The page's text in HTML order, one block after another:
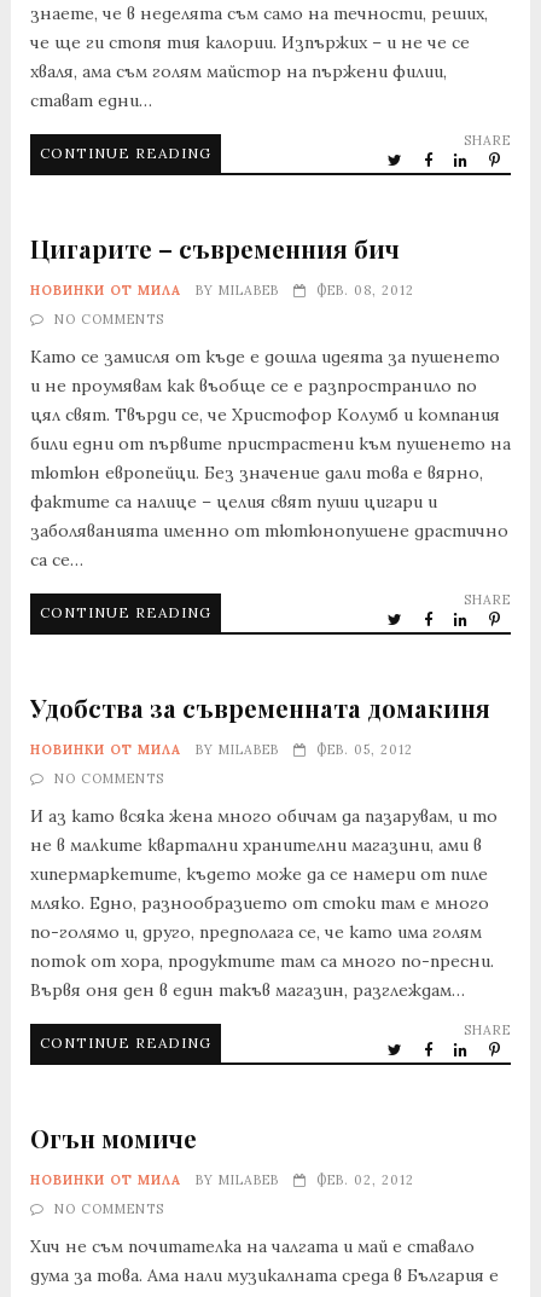
знаете, че в неделята съм само на течности, реших,
че ще ги стопя тия калории. Изпържих – и не че се
хваля, ама съм голям майстор на пържени филии,
стават едни…
CONTINUE READING
SHARE
Цигарите – съвременния бич
НОВИНКИ ОТ МИЛА BY MILABEB
ФЕВ. 08, 2012
NO COMMENTS
Като се замисля от къде е дошла идеята за пушенето
и не проумявам как въобще се е разпространило по
цял свят. Твърди се, че Христофор Колумб и компания
били едни от първите пристрастени към пушенето на
тютюн европейци. Без значение дали това е вярно,
фактите са налице – целия свят пуши цигари и
заболяванията именно от тютюнопушене драстично
са се…
CONTINUE READING
SHARE
Удобства за съвременната домакиня
НОВИНКИ ОТ МИЛА BY MILABEB
ФЕВ. 05, 2012
NO COMMENTS
И аз като всяка жена много обичам да пазарувам, и то
не в малките квартални хранителни магазини, ами в
хипермаркетите, където може да се намери от пиле
мляко. Едно, разнообразието от стоки там е много
по-голямо и, друго, предполага се, че като има голям
поток от хора, продуктите там са много по-пресни.
Вървя оня ден в един такъв магазин, разглеждам…
CONTINUE READING
SHARE
Огън момиче
НОВИНКИ ОТ МИЛА BY MILABEB
ФЕВ. 02, 2012
NO COMMENTS
Хич не съм почитателка на чалгата и май е ставало
дума за това. Ама нали музикалната среда в България е